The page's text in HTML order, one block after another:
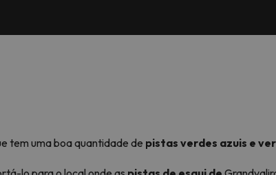
tem uma boa quantidade de pistas verdes azuis e